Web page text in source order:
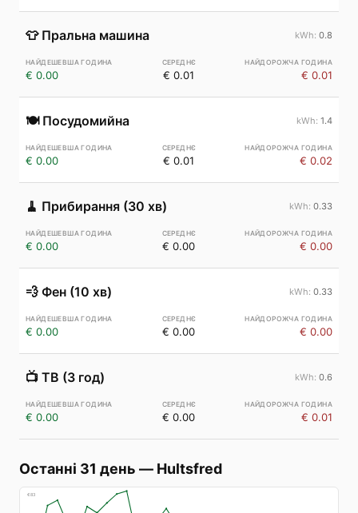
👕 Пральна машина 0.8
€ 0.00 € 0.01 € 0.01
🍽️ Посудомийна 1.4
€ 0.00 € 0.01 € 0.02
🧹 Прибирання (30 хв) 0.33
€ 0.00 € 0.00 € 0.00
💨 Фен (10 хв) 0.33
€ 0.00 € 0.00 € 0.00
📺 ТВ (3 год) 0.6
€ 0.00 € 0.00 € 0.01
Останні 31 день — Hultsfred
€83